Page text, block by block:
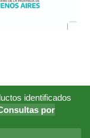
identificados
por